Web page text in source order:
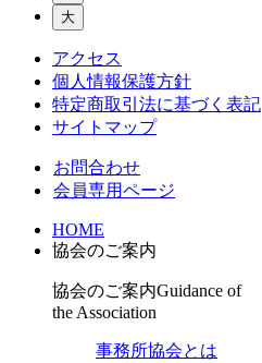
大
アクセス
個人情報保護方針
特定商取引法に基づく表記
サイトマップ
お問合わせ
会員専用ページ
HOME
協会のご案内
協会のご案内Guidance of
the Association
事務所協会とは